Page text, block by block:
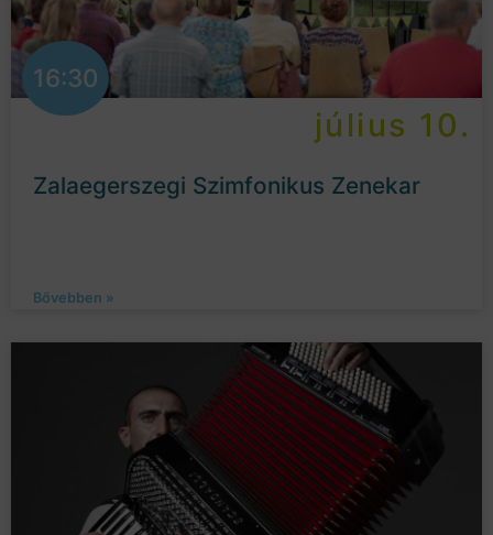
16:30
július 10.
Zalaegerszegi Szimfonikus Zenekar
Bővebben »